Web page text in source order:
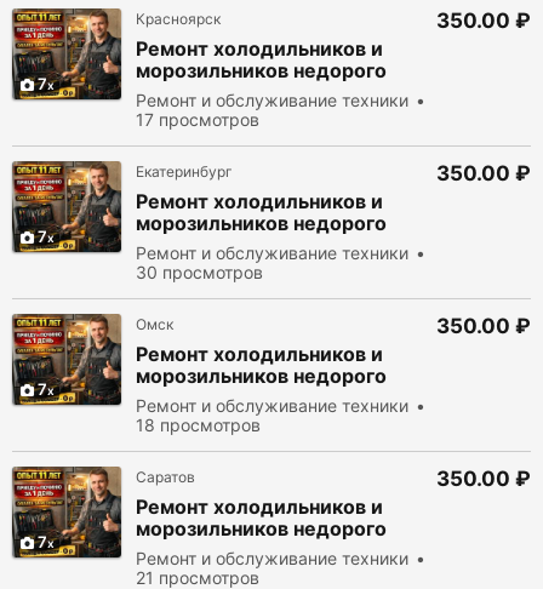
7
Красноярск
Ремонт холодильников и
морозильников недорого
Ремонт и обслуживание техники
17 просмотров
350.00 ₽
7
Екатеринбург
Ремонт холодильников и
морозильников недорого
Ремонт и обслуживание техники
30 просмотров
350.00 ₽
7
Омск
Ремонт холодильников и
морозильников недорого
Ремонт и обслуживание техники
18 просмотров
350.00 ₽
7
Саратов
Ремонт холодильников и
морозильников недорого
Ремонт и обслуживание техники
21 просмотров
350.00 ₽